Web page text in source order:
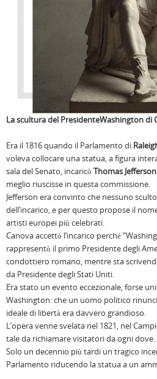
La scultura del PresidenteWashington di
Era il 1816 quando il Parlamento di
voleva collocare una statua, a figura
sala del Senato, incaricò Thomas Jefferson
meglio riuscisse in questa commissione.
Jefferson era convinto che nessuno
dell’incarico, e per questo propose il
artisti europei più celebrati.
Canova accettò l’incarico perché
rappresentò il primo Presidente degli
condottiero romano, mentre sta
da Presidente degli Stati Uniti.
Era stato un evento eccezionale, forse
Washington: che un uomo politico
ideale di libertà era davvero grandioso.
L’opera venne svelata nel 1821, nel
tale da richiamare visitatori da ogni dove.
Solo un decennio più tardi un tragico
Parlamento riducendo la statua a un